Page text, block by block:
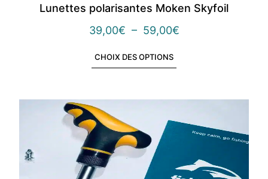
Lunettes polarisantes Moken Skyfoil
39,00€ – 59,00€
CHOIX DES OPTIONS